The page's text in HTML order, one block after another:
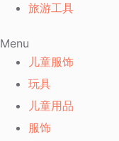
旅游工具
Menu
儿童服饰
玩具
儿童用品
服饰